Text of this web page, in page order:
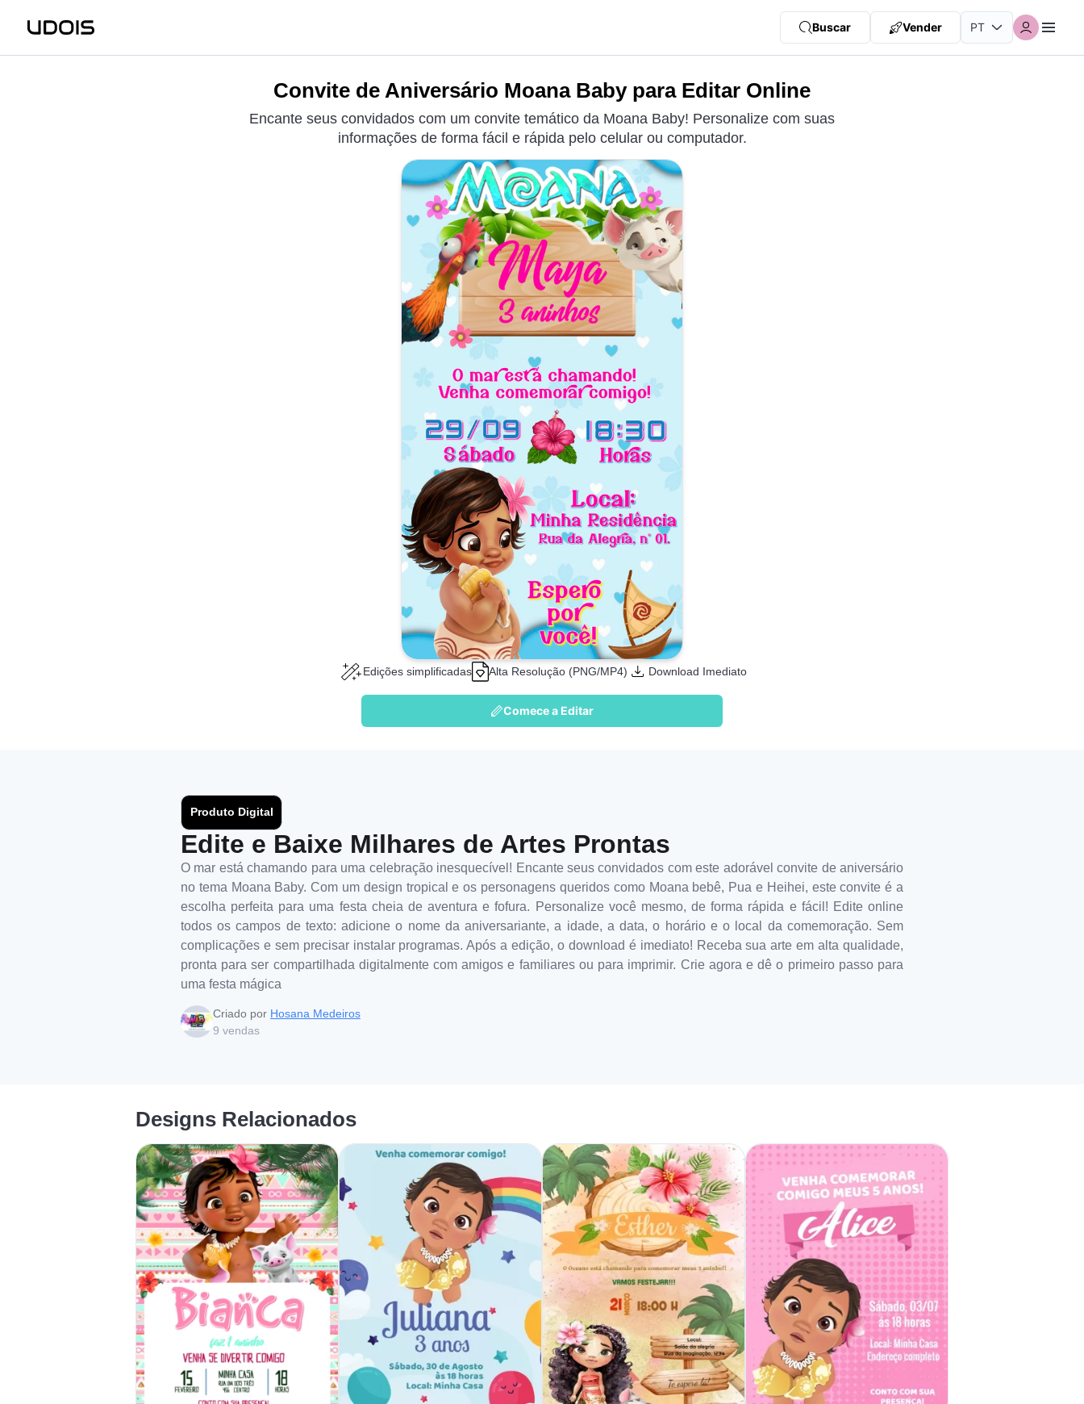
Buscar Vender
Convite de Aniversário Moana Baby para Editar Online
Encante seus convidados com um convite temático da Moana Baby! Personalize com suas
informações de forma fácil e rápida pelo celular ou computador.
Edições simplificadas Alta Resolução (PNG/MP4) Download Imediato
Comece a Editar
Produto Digital
Edite e Baixe Milhares de Artes Prontas
O mar está chamando para uma celebração inesquecível! Encante seus convidados com este adorável convite de aniversário
no tema Moana Baby. Com um design tropical e os personagens queridos como Moana bebê, Pua e Heihei, este convite é a
escolha perfeita para uma festa cheia de aventura e fofura. Personalize você mesmo, de forma rápida e fácil! Edite online
todos os campos de texto: adicione o nome da aniversariante, a idade, a data, o horário e o local da comemoração. Sem
complicações e sem precisar instalar programas. Após a edição, o download é imediato! Receba sua arte em alta qualidade,
pronta para ser compartilhada digitalmente com amigos e familiares ou para imprimir. Crie agora e dê o primeiro passo para
uma festa mágica
Criado por Hosana Medeiros
9 vendas
Designs Relacionados